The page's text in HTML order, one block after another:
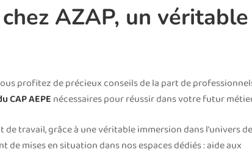
AZAP, un véritable
profitez de précieux conseils de la part de
CAP AEPE nécessaires pour réussir dans votre futur
travail, grâce à une véritable immersion dans l’univers
mises en situation dans nos espaces dédiés : aide aux